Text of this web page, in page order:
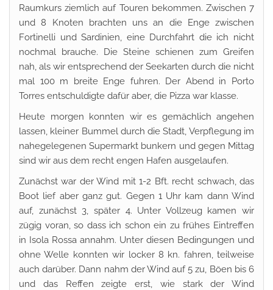
Raumkurs ziemlich auf Touren bekommen. Zwischen 7
und 8 Knoten brachten uns an die Enge zwischen
Fortinelli und Sardinien, eine Durchfahrt die ich nicht
nochmal brauche. Die Steine schienen zum Greifen
nah, als wir entsprechend der Seekarten durch die nicht
mal 100 m breite Enge fuhren. Der Abend in Porto
Torres entschuldigte dafür aber, die Pizza war klasse.
Heute morgen konnten wir es gemächlich angehen
lassen, kleiner Bummel durch die Stadt, Verpflegung im
nahegelegenen Supermarkt bunkern und gegen Mittag
sind wir aus dem recht engen Hafen ausgelaufen.
Zunächst war der Wind mit 1-2 Bft. recht schwach, das
Boot lief aber ganz gut. Gegen 1 Uhr kam dann Wind
auf, zunächst 3, später 4. Unter Vollzeug kamen wir
zügig voran, so dass ich schon ein zu frühes Eintreffen
in Isola Rossa annahm. Unter diesen Bedingungen und
ohne Welle konnten wir locker 8 kn. fahren, teilweise
auch darüber. Dann nahm der Wind auf 5 zu, Böen bis 6
und das Reffen zeigte erst, wie stark der Wind